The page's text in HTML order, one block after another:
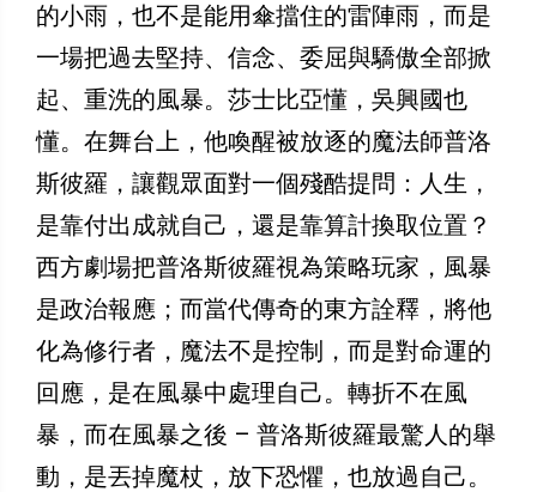
的小雨，也不是能用傘擋住的雷陣雨，而是
一場把過去堅持、信念、委屈與驕傲全部掀
起、重洗的風暴。莎士比亞懂，吳興國也
懂。在舞台上，他喚醒被放逐的魔法師普洛
斯彼羅，讓觀眾面對一個殘酷提問：人生，
是靠付出成就自己，還是靠算計換取位置？
西方劇場把普洛斯彼羅視為策略玩家，風暴
是政治報應；而當代傳奇的東方詮釋，將他
化為修行者，魔法不是控制，而是對命運的
回應，是在風暴中處理自己。轉折不在風
暴，而在風暴之後 – 普洛斯彼羅最驚人的舉
動，是丟掉魔杖，放下恐懼，也放過自己。